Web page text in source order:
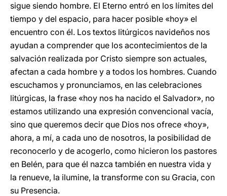
sigue siendo hombre. El Eterno entró en los límites del
tiempo y del espacio, para hacer posible «hoy» el
encuentro con él. Los textos litúrgicos navideños nos
ayudan a comprender que los acontecimientos de la
salvación realizada por Cristo siempre son actuales,
afectan a cada hombre y a todos los hombres. Cuando
escuchamos y pronunciamos, en las celebraciones
litúrgicas, la frase «hoy nos ha nacido el Salvador», no
estamos utilizando una expresión convencional vacía,
sino que queremos decir que Dios nos ofrece «hoy»,
ahora, a mí, a cada uno de nosotros, la posibilidad de
reconocerlo y de acogerlo, como hicieron los pastores
en Belén, para que él nazca también en nuestra vida y
la renueve, la ilumine, la transforme con su Gracia, con
su Presencia.